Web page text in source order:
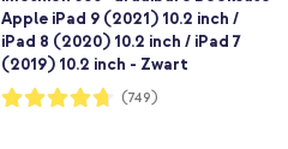
Apple iPad 9 (2021) 10.2 inch /
iPad 8 (2020) 10.2 inch / iPad 7
(2019) 10.2 inch - Zwart
Waardering:
94%
(749)